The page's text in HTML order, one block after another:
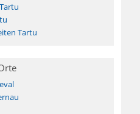
Tartu